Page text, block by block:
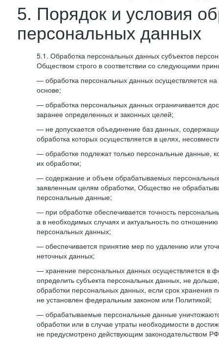
5. Порядок и условия
персональных данных
5.1. Обработка персональных данных субъектов
Обществом строго в соответствии со следующими
— обработка персональных данных осуществляется на
основе;
— обработка персональных данных ограничивается
заранее определенных и законных целей;
— не допускается объединение баз данных,
обработка которых осуществляется в целях,
— обработке подлежат только персональные данные,
их обработки;
— содержание и объем обрабатываемых персональных
заявленным целям обработки, Общество не
персональные данные;
— при обработке обеспечивается точность
а в необходимых случаях и актуальность по
персональных данных;
— обеспечивается принятие мер по удалению или
неточных данных;
— хранение персональных данных осуществляется в
определить субъекта персональных данных, не
обработки персональных данных, если срок хранения
не установлен федеральным законом или Политикой;
— обрабатываемые персональные данные
обработки или в случае утраты необходимости в
не предусмотрено действующим законодательством